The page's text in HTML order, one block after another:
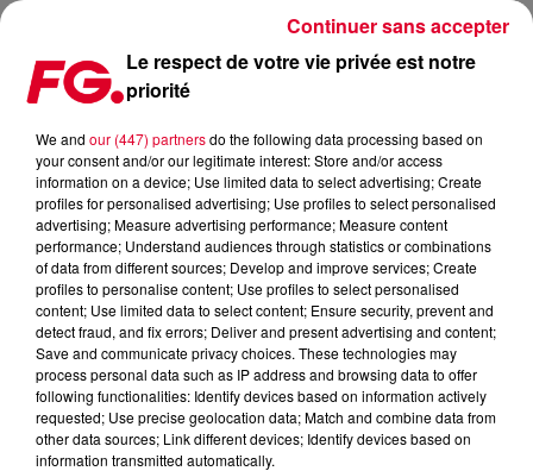
FG MIX DANCE : ZIG
Le respect de votre vie privée est notre
priorité
We and our (447) partnersdo the following data processing based on
your consent and/or our legitimate interest: Store and/or access
information on a device; Use limited data to select advertising; Create
profiles for personalised advertising; Use profiles to select personalised
advertising; Measure advertising performance; Measure content
performance; Understand audiences through statistics or combinations
of data from different sources; Develop and improve services; Create
profiles to personalise content; Use profiles to select personalised
content; Use limited data to select content; Ensure security, prevent and
detect fraud, and fix errors; Deliver and present advertising and content;
Save and communicate privacy choices. These technologies may
process personal data such as IP address and browsing data to offer
following functionalities: Identify devices based on information actively
requested; Use precise geolocation data; Match and combine data from
other data sources; Link different devices; Identify devices based on
information transmitted automatically.
Continuer sans accepter